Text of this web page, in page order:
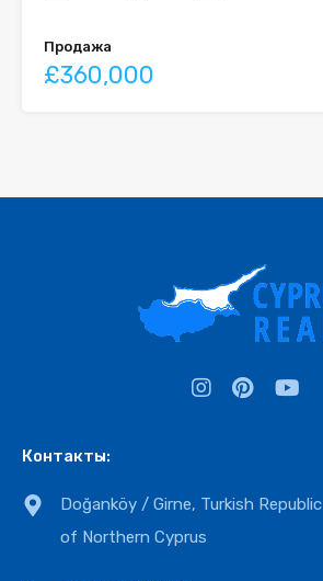
Продажа
£360,000
Контакты:
Doğanköy / Girne, Turkish Republic
of Northern Cyprus